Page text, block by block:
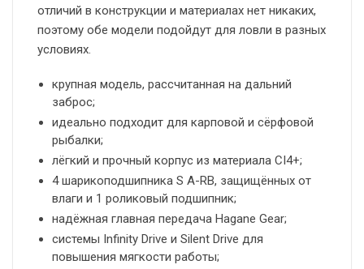
отличий в конструкции и материалах нет никаких,
поэтому обе модели подойдут для ловли в разных
условиях.
крупная модель, рассчитанная на дальний
заброс;
идеально подходит для карповой и сёрфовой
рыбалки;
лёгкий и прочный корпус из материала CI4+;
4 шарикоподшипника S A-RB, защищённых от
влаги и 1 роликовый подшипник;
надёжная главная передача Hagane Gear;
системы Infinity Drive и Silent Drive для
повышения мягкости работы;